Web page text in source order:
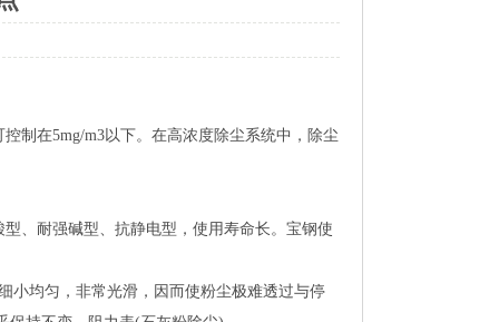
制在5mg/m3以下。在高浓度除尘系统中，除尘
、耐强碱型、抗静电型，使用寿命长。宝钢使
小均匀，非常光滑，因而使粉尘极难透过与停